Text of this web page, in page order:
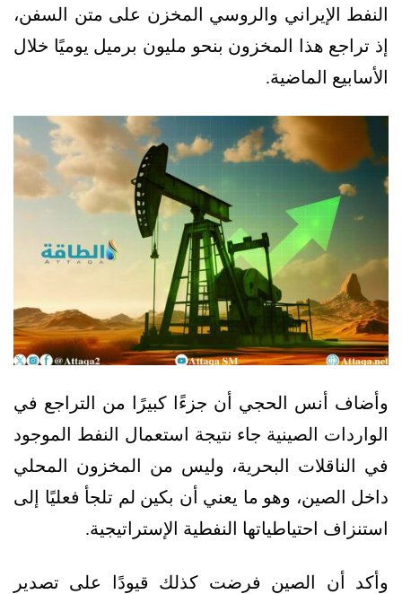
النفط الإيراني والروسي المخزن على متن السفن،
إذ تراجع هذا المخزون بنحو مليون برميل يوميًا خلال
الأسابيع الماضية.
وأضاف أنس الحجي أن جزءًا كبيرًا من التراجع في
الواردات الصينية جاء نتيجة استعمال النفط الموجود
في الناقلات البحرية، وليس من المخزون المحلي
داخل الصين، وهو ما يعني أن بكين لم تلجأ فعليًا إلى
استنزاف احتياطياتها النفطية الإستراتيجية.
وأكد أن الصين فرضت كذلك قيودًا على تصدير